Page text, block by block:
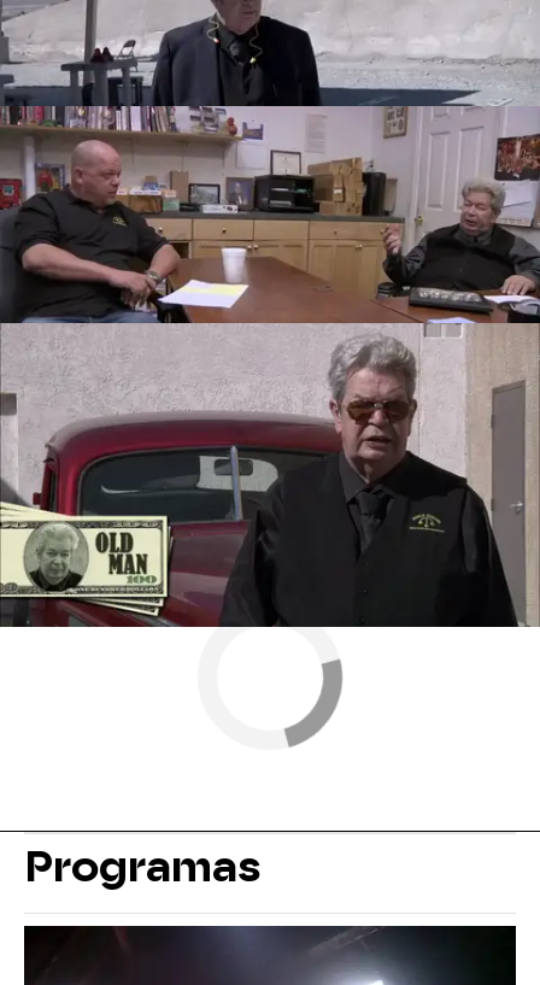
dólares o esperar e intentar sacarle 500 más, 'El
viejo' no tendría ninguna duda. Esto opinaba
sobre la plata.
A los 70 años, 'El viejo' coleccionaba billetes de
100
A la hora de negociar un precio, nadie podría
engañar al 'viejo'. Este solo coleccionaba billetes
de 100 dólares, así lo decía cuando intentaba
adquirir un teléfono de almirante.
Programa el viejo La casa de los empeños
Mega » Programas » La casa de empeños
Programas